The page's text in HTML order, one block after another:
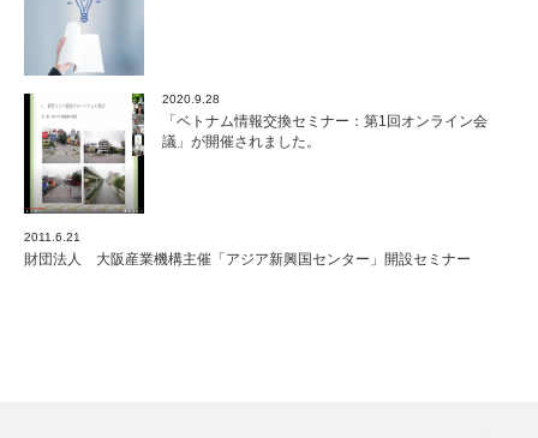
2020.9.28
「ベトナム情報交換セミナー：第1回オンライン会
議」が開催されました。
2011.6.21
財団法人 大阪産業機構主催「アジア新興国センター」開設セミナー